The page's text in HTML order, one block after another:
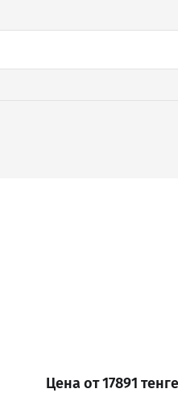
Цена от 17891 тенге